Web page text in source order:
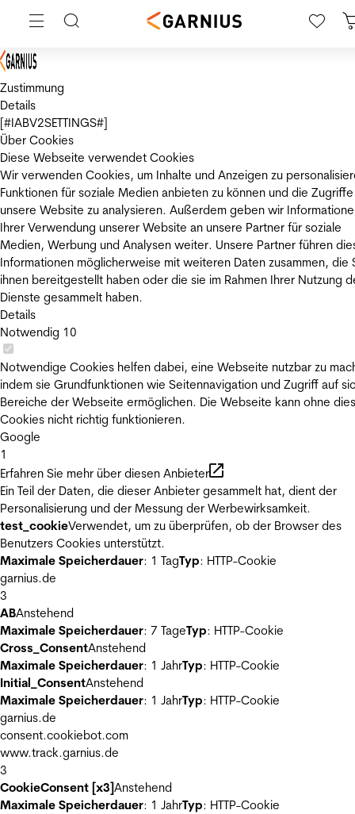
Zustimmung
Details
[#IABV2SETTINGS#]
Über Cookies
Diese Webseite verwendet Cookies
Wir verwenden Cookies, um Inhalte und Anzeigen zu
Funktionen für soziale Medien anbieten zu können und die
unsere Website zu analysieren. Außerdem geben wir
Ihrer Verwendung unserer Website an unsere Partner für soziale
Medien, Werbung und Analysen weiter. Unsere Partner führen
Informationen möglicherweise mit weiteren Daten zusammen, die
ihnen bereitgestellt haben oder die sie im Rahmen Ihrer Nutzung
Dienste gesammelt haben.
Details
Notwendig 10
Notwendige Cookies helfen dabei, eine Webseite nutzbar zu
indem sie Grundfunktionen wie Seitennavigation und Zugriff auf
Bereiche der Webseite ermöglichen. Die Webseite kann ohne
Cookies nicht richtig funktionieren.
Google
1
Erfahren Sie mehr über diesen Anbieter
Ein Teil der Daten, die dieser Anbieter gesammelt hat, dient der
Personalisierung und der Messung der Werbewirksamkeit.
test_cookieVerwendet, um zu überprüfen, ob der Browser des
Benutzers Cookies unterstützt.
Maximale Speicherdauer: 1 TagTyp: HTTP-Cookie
garnius.de
3
ABAnstehend
Maximale Speicherdauer: 7 TageTyp: HTTP-Cookie
Cross_ConsentAnstehend
Maximale Speicherdauer: 1 JahrTyp: HTTP-Cookie
Initial_ConsentAnstehend
Maximale Speicherdauer: 1 JahrTyp: HTTP-Cookie
garnius.de
consent.cookiebot.com
www.track.garnius.de
3
CookieConsent [x3]Anstehend
Maximale Speicherdauer: 1 JahrTyp: HTTP-Cookie